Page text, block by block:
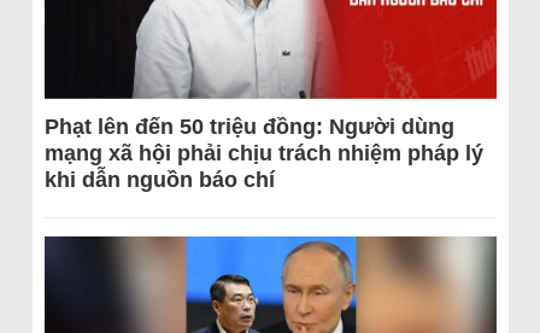
Phạt lên đến 50 triệu đồng: Người dùng
mạng xã hội phải chịu trách nhiệm pháp lý
khi dẫn nguồn báo chí